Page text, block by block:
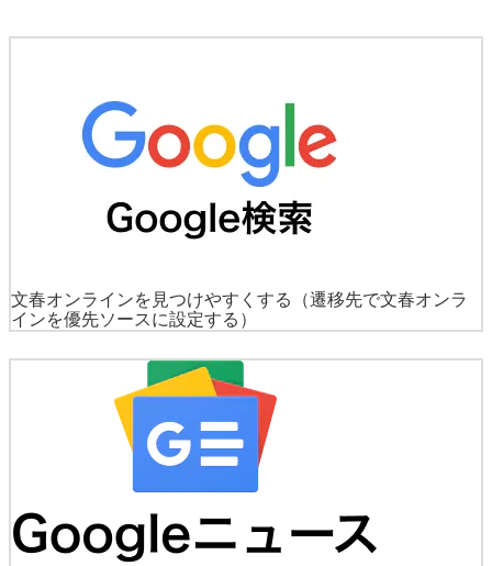
文春オンラインを見つけやすくする
（遷移先で文春オンラ
インを優先ソースに設定する）